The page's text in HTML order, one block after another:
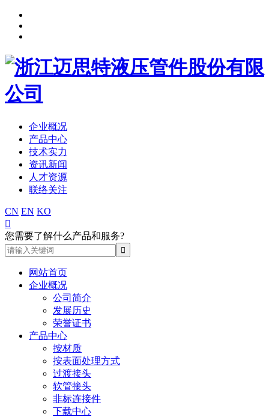
企业概况
产品中心
技术实力
资讯新闻
人才资源
联络关注
CN EN KO

您需要了解什么产品和服务?
网站首页
企业概况
公司简介
发展历史
荣誉证书
产品中心
按材质
按表面处理方式
过渡接头
软管接头
非标连接件
下载中心